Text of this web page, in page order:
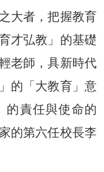
大者，把握教育
才弘教」的基礎
老師，具新時代
的「大教育」意
的責任與使命的
的第六任校長李